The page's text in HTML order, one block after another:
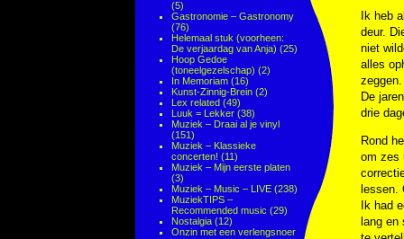
(5)
Gastronomie – Gastronomy
(76)
Helemaal stuk (voorheen:
De verjaardag van Anja) (25)
Hoop Gedoe
(toneelgezelschap) (2)
In Memoriam (16)
Kunst-Zinnig-Brein (2)
Lex related (49)
Luuk = Lekker (38)
Muziek – Draai al je vinyl
(151)
Muziek – Klassieke
concerten! (11)
Muziek – Mijn eerste platen
(3)
Muziek – Music – LIVE (238)
MuziekTIPS –
Recommended music (29)
Nostalgia (12)
Onzin met een verlengsnoer
Ik heb
deur.
niet
alles
De
drie
Rond
om zes
lessen.
Ik had
lang